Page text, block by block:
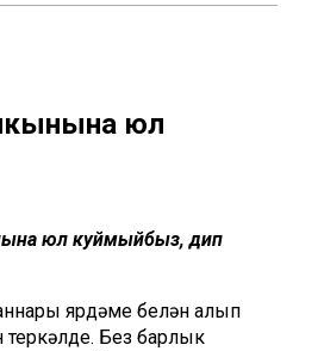
юл
юл куймыйбыз, дип
ярдәме белән алып
Без барлык